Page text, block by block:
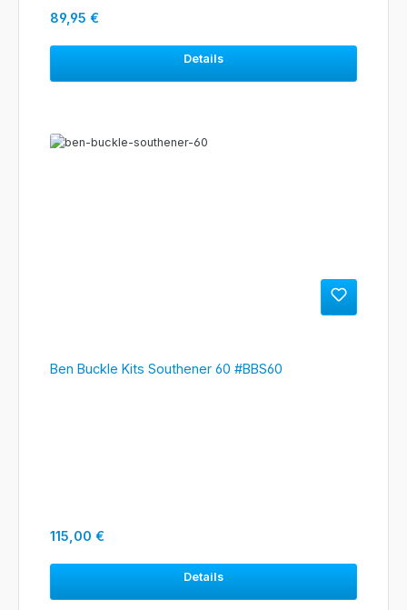
Regulärer Preis:
89,95 €
Details
Ben Buckle Kits Southener 60 #BBS60
Regulärer Preis:
115,00 €
Details